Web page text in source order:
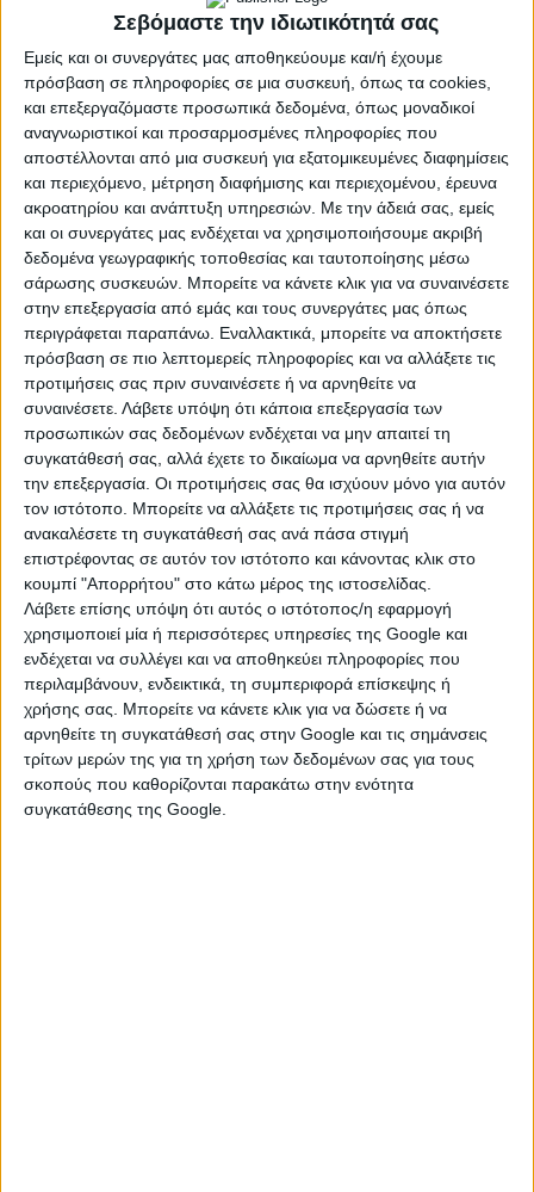
Σεβόμαστε την ιδιωτικότητά σας
Εμείς και οι συνεργάτες μας αποθηκεύουμε και/ή έχουμε
πρόσβαση σε πληροφορίες σε μια συσκευή, όπως τα cookies,
και επεξεργαζόμαστε προσωπικά δεδομένα, όπως μοναδικοί
αναγνωριστικοί και προσαρμοσμένες πληροφορίες που
αποστέλλονται από μια συσκευή για εξατομικευμένες διαφημίσεις
και περιεχόμενο, μέτρηση διαφήμισης και περιεχομένου, έρευνα
ακροατηρίου και ανάπτυξη υπηρεσιών. Με την άδειά σας, εμείς
και οι συνεργάτες μας ενδέχεται να χρησιμοποιήσουμε ακριβή
δεδομένα γεωγραφικής τοποθεσίας και ταυτοποίησης μέσω
σάρωσης συσκευών. Μπορείτε να κάνετε κλικ για να συναινέσετε
στην επεξεργασία από εμάς και τους συνεργάτες μας όπως
περιγράφεται παραπάνω. Εναλλακτικά, μπορείτε να αποκτήσετε
πρόσβαση σε πιο λεπτομερείς πληροφορίες και να αλλάξετε τις
προτιμήσεις σας πριν συναινέσετε ή να αρνηθείτε να
συναινέσετε. Λάβετε υπόψη ότι κάποια επεξεργασία των
προσωπικών σας δεδομένων ενδέχεται να μην απαιτεί τη
συγκατάθεσή σας, αλλά έχετε το δικαίωμα να αρνηθείτε αυτήν
την επεξεργασία. Οι προτιμήσεις σας θα ισχύουν μόνο για αυτόν
τον ιστότοπο. Μπορείτε να αλλάξετε τις προτιμήσεις σας ή να
ανακαλέσετε τη συγκατάθεσή σας ανά πάσα στιγμή
επιστρέφοντας σε αυτόν τον ιστότοπο και κάνοντας κλικ στο
κουμπί "Απορρήτου" στο κάτω μέρος της ιστοσελίδας.
Λάβετε επίσης υπόψη ότι αυτός ο ιστότοπος/η εφαρμογή
χρησιμοποιεί μία ή περισσότερες υπηρεσίες της Google και
ενδέχεται να συλλέγει και να αποθηκεύει πληροφορίες που
περιλαμβάνουν, ενδεικτικά, τη συμπεριφορά επίσκεψης ή
χρήσης σας. Μπορείτε να κάνετε κλικ για να δώσετε ή να
αρνηθείτε τη συγκατάθεσή σας στην Google και τις σημάνσεις
τρίτων μερών της για τη χρήση των δεδομένων σας για τους
σκοπούς που καθορίζονται παρακάτω στην ενότητα
συγκατάθεσης της Google.
Φωτιές: Στο «πόδι» η Πυροσβεστική για 41
δασικές πυρκαγιές
06 Ιουλίου 2022
Σκρέκας: «600 εκατ. ευρώ για τη δημιουργία
σύγχρονων μονάδων ανάκτησης και
ανακύκλωσης στη χώρα μας»
06 Ιουλίου 2022
Εξόρμηση River Trekking στον ποταμό Νέδα
από τον Ορειβατικό Μολάων και Ν/Α
Λακωνίας
05 Ιουλίου 2022
Στα σκαριά νέο «Εξοικονομώ» μέσω του
προγράμματος «Περιβάλλον και Κλιματική
Αλλαγή»
05 Ιουλίου 2022
Δήμος Σπάρτης: Εθελοντική δενδροφύτευση
στις 11 Ιουλίου